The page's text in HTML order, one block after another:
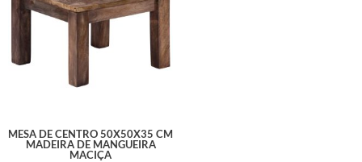
MESA DE CENTRO 50X50X35 CM
MADEIRA DE MANGUEIRA
MACIÇA